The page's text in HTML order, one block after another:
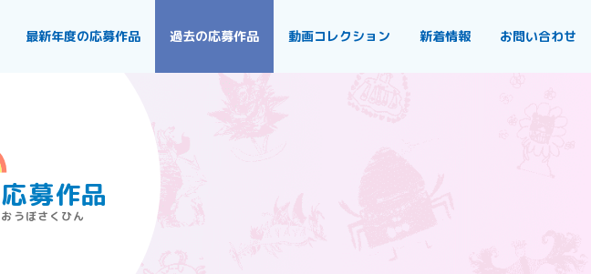
最新年度の応募作品 過去の応募作品 動画コレクション 新着情報 お問い合わせ
応募作品